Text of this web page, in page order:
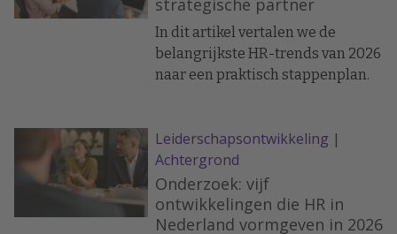
strategische partner
In dit artikel vertalen we de
belangrijkste HR-trends van 2026
naar een praktisch stappenplan.
Leiderschapsontwikkeling |
Achtergrond
Onderzoek: vijf
ontwikkelingen die HR in
Nederland vormgeven in 2026